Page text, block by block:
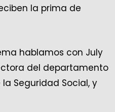
la prima de
hablamos con July
del departamento
Seguridad Social, y